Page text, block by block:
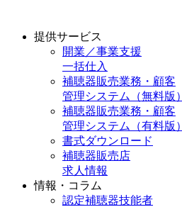
提供サービス
開業／事業支援
一括仕入
補聴器販売業務・顧客
管理システム（無料版）
補聴器販売業務・顧客
管理システム（有料版）
書式ダウンロード
補聴器販売店
求人情報
情報・コラム
認定補聴器技能者